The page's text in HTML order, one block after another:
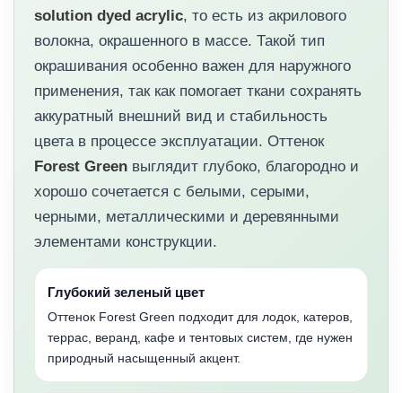
solution dyed acrylic, то есть из акрилового
волокна, окрашенного в массе. Такой тип
окрашивания особенно важен для наружного
применения, так как помогает ткани сохранять
аккуратный внешний вид и стабильность
цвета в процессе эксплуатации. Оттенок
Forest Green выглядит глубоко, благородно и
хорошо сочетается с белыми, серыми,
черными, металлическими и деревянными
элементами конструкции.
Глубокий зеленый цвет
Оттенок Forest Green подходит для лодок, катеров,
террас, веранд, кафе и тентовых систем, где нужен
природный насыщенный акцент.